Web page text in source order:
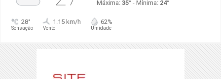
Máxima: 35° - Mínima: 24°
28°
Sensação
1.15 km/h
Vento
62%
Umidade